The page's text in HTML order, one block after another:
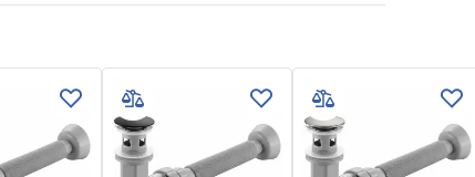
Hall
mm
105
mm
Warranty_Terms_and_Conditions_
Basins_-_5.pdf